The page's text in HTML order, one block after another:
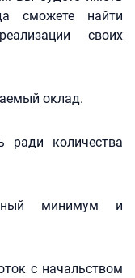
сможете найти
своих
оклад.
ради количества
минимум и
с начальством